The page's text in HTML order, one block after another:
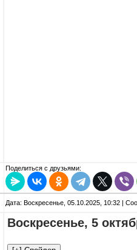
Поделиться с друзьями:
Дата: Воскресенье, 05.10.2025, 10:32 |
Воскресенье, 5